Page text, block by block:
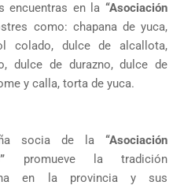
encuentras en la “Asociación
como: chapana de yuca,
colado, dulce de alcallota,
dulce de durazno, dulce de
y calla, torta de yuca.
socia de la “Asociación
promueve la tradición
en la provincia y sus